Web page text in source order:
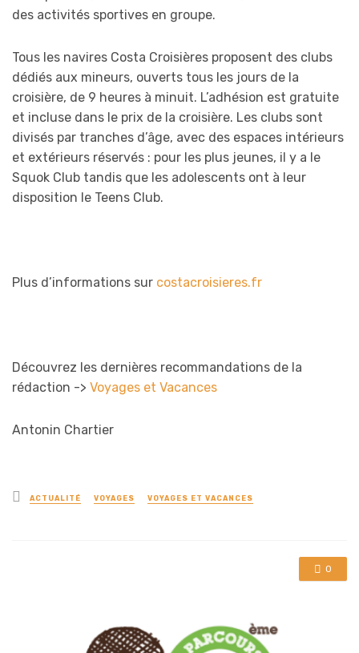
des activités sportives en groupe.
Tous les navires Costa Croisières proposent des clubs
dédiés aux mineurs, ouverts tous les jours de la
croisière, de 9 heures à minuit. L’adhésion est gratuite
et incluse dans le prix de la croisière. Les clubs sont
divisés par tranches d’âge, avec des espaces intérieurs
et extérieurs réservés : pour les plus jeunes, il y a le
Squok Club tandis que les adolescents ont à leur
disposition le Teens Club.
Plus d’informations sur costacroisieres.fr
Découvrez les dernières recommandations de la
rédaction -> Voyages et Vacances
Antonin Chartier
Posted
in
ACTUALITÉ VOYAGES VOYAGES ET VACANCES
0